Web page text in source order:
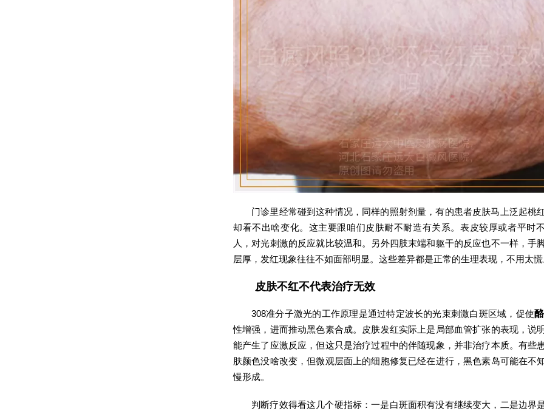
门诊里经常碰到这种情况，同样的照射剂量，有的患者皮肤马上泛起桃
却看不出啥变化。这主要跟咱们皮肤耐不耐造有关系。表皮较厚或者平时
人，对光刺激的反应就比较温和。另外四肢末端和躯干的反应也不一样，手
层厚，发红现象往往不如面部明显。这些差异都是正常的生理表现，不用太
皮肤不红不代表治疗无效
308准分子激光的工作原理是通过特定波长的光束刺激白斑区域，促使
性增强，进而推动黑色素合成。皮肤发红实际上是局部血管扩张的表现，说
能产生了应激反应，但这只是治疗过程中的伴随现象，并非治疗本质。有些
肤颜色没啥改变，但微观层面上的细胞修复已经在进行，黑色素岛可能在不
慢形成。
判断疗效得看这几个硬指标：一是白斑面积有没有继续变大，二是边界